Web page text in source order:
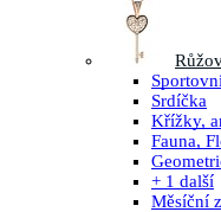
Srdíčka
Křížky,
Fauna,
+ 1 další
Měsíční